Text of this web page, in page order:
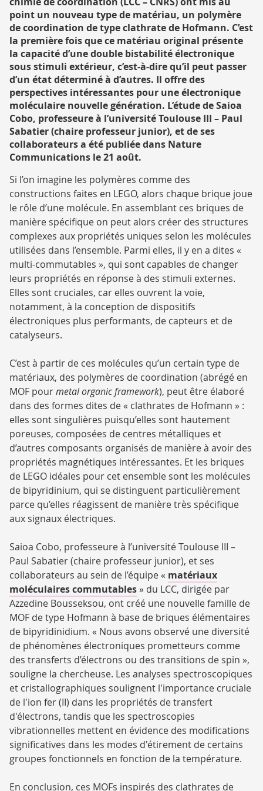
RECHERCHE
point un nouveau type de matériau, un polymère
de coordination de type clathrate de Hofmann. C’est
la première fois que ce matériau original présente
la capacité d’une double bistabilité électronique
sous stimuli extérieur, c’est-à-dire qu’il peut passer
d’un état déterminé à d’autres. Il offre des
perspectives intéressantes pour une électronique
moléculaire nouvelle génération. L’étude de Saioa
Cobo, professeure à l’université Toulouse III – Paul
Sabatier (chaire professeur junior), et de ses
collaborateurs a été publiée dans Nature
Communications le 21 août.
Si l’on imagine les polymères comme des
constructions faites en LEGO, alors chaque brique joue
le rôle d’une molécule. En assemblant ces briques de
manière spécifique on peut alors créer des structures
complexes aux propriétés uniques selon les molécules
utilisées dans l’ensemble. Parmi elles, il y en a dites «
multi-commutables », qui sont capables de changer
leurs propriétés en réponse à des stimuli externes.
Elles sont cruciales, car elles ouvrent la voie,
notamment, à la conception de dispositifs
électroniques plus performants, de capteurs et de
catalyseurs.
C’est à partir de ces molécules qu’un certain type de
matériaux, des polymères de coordination (abrégé en
MOF pourmetal organic framework), peut être élaboré
dans des formes dites de « clathrates de Hofmann » :
elles sont singulières puisqu’elles sont hautement
poreuses, composées de centres métalliques et
d’autres composants organisés de manière à avoir des
propriétés magnétiques intéressantes. Et les briques
de LEGO idéales pour cet ensemble sont les molécules
de bipyridinium, qui se distinguent particulièrement
parce qu’elles réagissent de manière très spécifique
aux signaux électriques.
Saioa Cobo, professeure à l’université Toulouse III –
Paul Sabatier (chaire professeur junior), et ses
collaborateurs au sein de l’équipe « matériaux
moléculaires commutables» du LCC, dirigée par
Azzedine Bousseksou, ont créé une nouvelle famille de
MOF de type Hofmann à base de briques élémentaires
de bipyridinidium. « Nous avons observé une diversité
de phénomènes électroniques prometteurs comme
des transferts d’électrons ou des transitions de spin »,
souligne la chercheuse. Les analyses spectroscopiques
et cristallographiques soulignent l'importance cruciale
de l'ion fer (II) dans les propriétés de transfert
d'électrons, tandis que les spectroscopies
vibrationnelles mettent en évidence des modifications
significatives dans les modes d'étirement de certains
groupes fonctionnels en fonction de la température.
En conclusion, ces MOFs inspirés des clathrates de